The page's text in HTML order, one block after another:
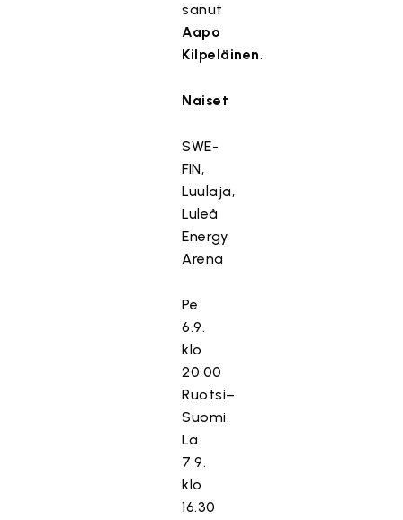
sanut
Aapo
Kilpeläinen.
Naiset
SWE-
FIN,
Luulaja,
Luleå
Energy
Arena
Pe
6.9.
klo
20.00
Ruotsi–
Suomi
La
7.9.
klo
16.30